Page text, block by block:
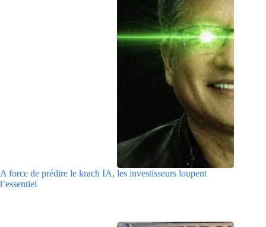
A force de prédire le krach IA, les investisseurs loupent
l’essentiel